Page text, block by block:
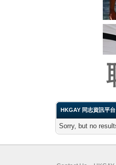
HKGAY 同志資訊平台
Sorry, but no